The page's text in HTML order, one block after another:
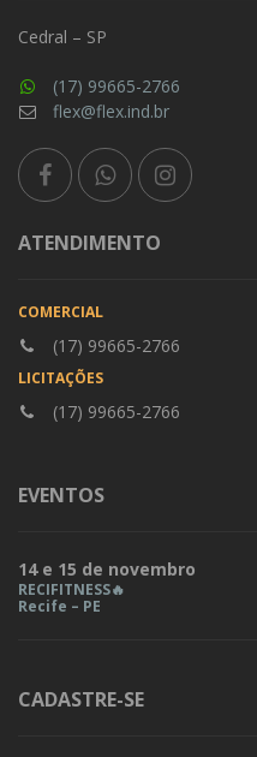
Cedral – SP
(17) 99665-2766
flex@flex.ind.br
ATENDIMENTO
COMERCIAL
(17) 99665-2766
LICITAÇÕES
(17) 99665-2766
EVENTOS
14 e 15 de novembro
RECIFITNESS🔥
Recife – PE
CADASTRE-SE